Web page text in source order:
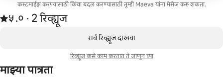
कस्टमाईझ करण्यासाठी किंवा बदल करण्यासाठी तुम्ही Maeva यांना मेसेज करू शकता.
2 रिव्ह्यूजमधून 5 पैकी ५.० स्टार्स रेटिंग आहे
५.०
,
· 2 रिव्ह्यूज
सर्व रिव्ह्यूज दाखवा
रिव्ह्यूज कसे काम करतात ते जाणून घ्या
माझ्या पात्रता